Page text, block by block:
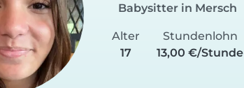
Babysitter in Mersch
Alter
17
Stundenlohn
13,00 €/Stunde